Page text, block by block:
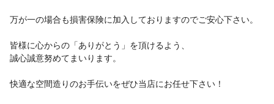
万が一の場合も損害保険に加入しておりますのでご安心下さい。
皆様に心からの「ありがとう」を頂けるよう、
誠心誠意努めてまいります。
快適な空間造りのお手伝いをぜひ当店にお任せ下さい！